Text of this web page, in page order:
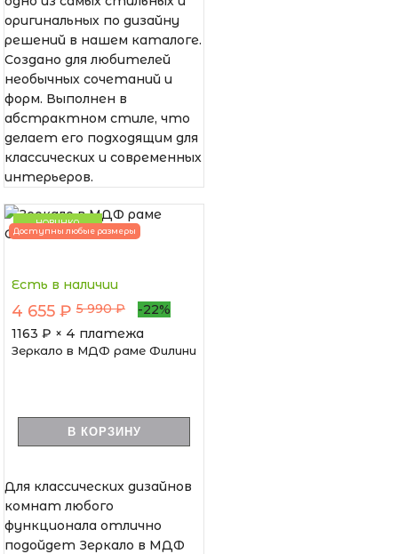
оригинальных по дизайну
решений в нашем каталоге.
Создано для любителей
необычных сочетаний и
форм. Выполнен в
абстрактном стиле, что
делает его подходящим для
классических и современных
интерьеров.
НОВИНКА
Доступны любые размеры
Есть в наличии
4 655 ₽ 5 990 ₽
-22%
1163 ₽ × 4 платежа
Зеркало в МДФ раме Филини
В КОРЗИНУ
Для классических дизайнов
комнат любого
функционала отлично
подойдет Зеркало в МДФ